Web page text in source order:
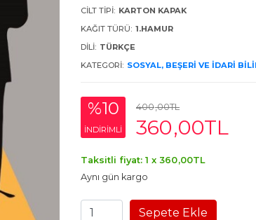
CILT TIPI: KARTON KAPAK
KAĞIT TÜRÜ: 1.HAMUR
DILI: TÜRKÇE
KATEGORI: SOSYAL, BEŞERI VE İDARI
%10
INDIRIMLI
400,00TL
360,00TL
Taksitli fiyat: 1 x 360,00TL
Aynı gün kargo
Sepete Ekle